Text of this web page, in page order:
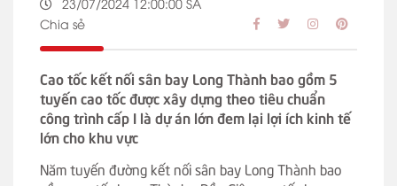
23/07/2024 12:00:00 SA
Chia sẻ
Cao tốc kết nối sân bay Long Thành bao gồm 5
tuyến cao tốc được xây dựng theo tiêu chuẩn
công trình cấp I là dự án lớn đem lại lợi ích kinh tế
lớn cho khu vực
Năm tuyến đường kết nối sân bay Long Thành bao